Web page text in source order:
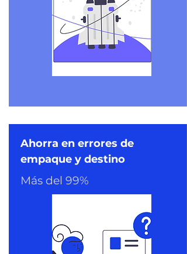
Ahorra en errores de
empaque y destino
Más del 99%